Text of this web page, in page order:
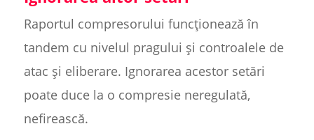
Raportul compresorului funcționează în
tandem cu nivelul pragului și controalele de
atac și eliberare. Ignorarea acestor setări
poate duce la o compresie neregulată,
nefirească.